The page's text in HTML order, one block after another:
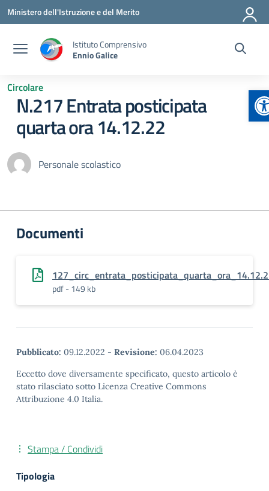
Vai ai contenuti
Vai al menu di navigazione
Vai al footer
Ministero dell'Istruzione e del Merito
Istituto Comprensivo
Ennio Galice
Circolare
N.217 Entrata posticipata
quarta ora 14.12.22
Personale scolastico
Documenti
pdf - 149 kb
Pubblicato: 09.12.2022 - Revisione: 06.04.2023
Eccetto dove diversamente specificato, questo articolo è
stato rilasciato sotto Licenza Creative Commons
Attribuzione 4.0 Italia.
Stampa / Condividi
Tipologia